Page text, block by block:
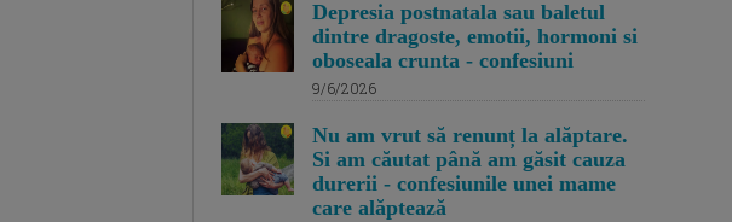
Depresia postnatala sau baletul
dintre dragoste, emotii, hormoni si
oboseala crunta - confesiuni
9/6/2026
Nu am vrut să renunț la alăptare.
Si am căutat până am găsit cauza
durerii - confesiunile unei mame
care alăptează